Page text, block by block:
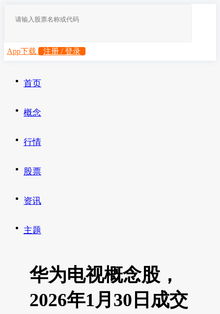
App下载 注册 / 登录
首页
概念
行情
股票
资讯
主题
华为电视概念股，
2026年1月30日成交